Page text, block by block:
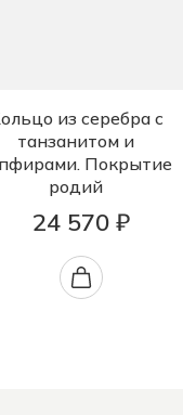
из серебра с
танзанитом и
Покрытие
родий
24 570 ₽